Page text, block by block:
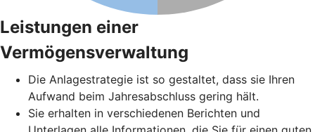
Leistungen einer
Vermögensverwaltung
Die Anlagestrategie ist so gestaltet, dass sie Ihren
Aufwand beim Jahresabschluss gering hält.
Sie erhalten in verschiedenen Berichten und